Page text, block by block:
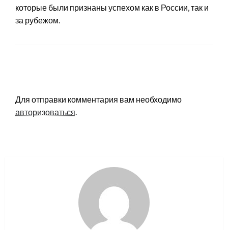
которые были признаны успехом как в России, так и
за рубежом.
Для отправки комментария вам необходимо
авторизоваться.